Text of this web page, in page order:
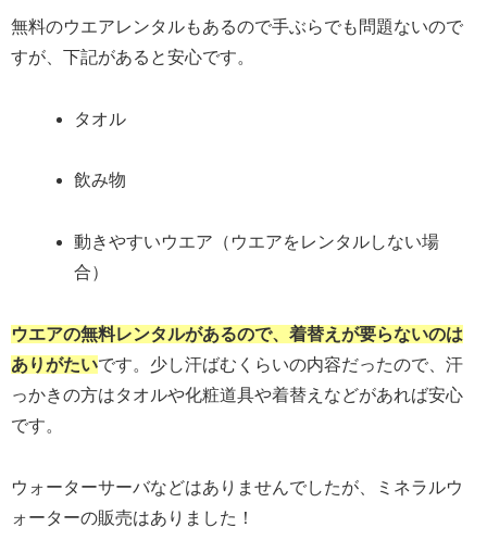
無料のウエアレンタルもあるので手ぶらでも問題ないので
すが、下記があると安心です。
タオル
飲み物
動きやすいウエア（ウエアをレンタルしない場
合）
ウエアの無料レンタルがあるので、着替えが要らないのは
ありがたいです。少し汗ばむくらいの内容だったので、汗
っかきの方はタオルや化粧道具や着替えなどがあれば安心
です。
ウォーターサーバなどはありませんでしたが、ミネラルウ
ォーターの販売はありました！